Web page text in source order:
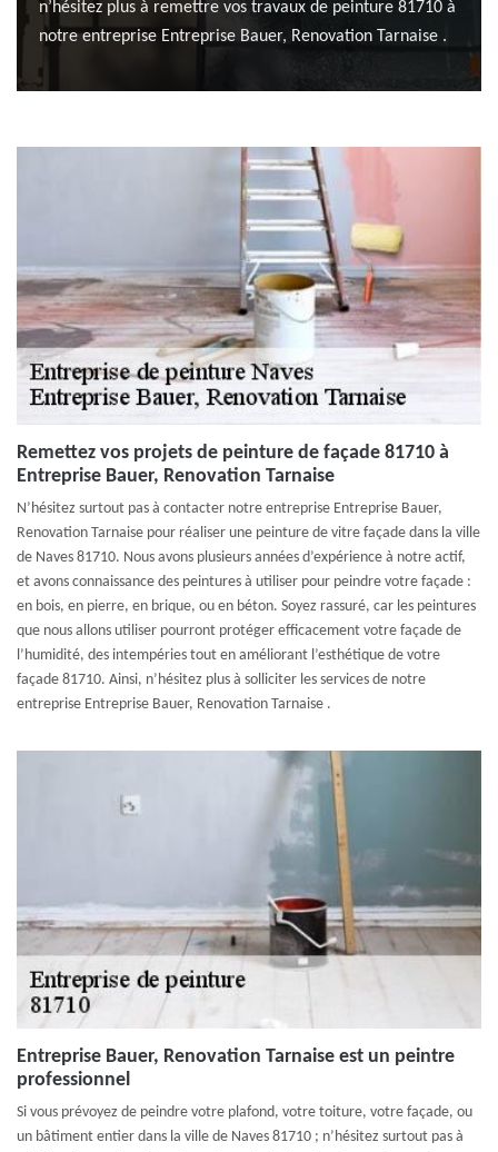
n’hésitez plus à remettre vos travaux de peinture 81710 à
notre entreprise Entreprise Bauer, Renovation Tarnaise .
Remettez vos projets de peinture de façade 81710 à
Entreprise Bauer, Renovation Tarnaise
N’hésitez surtout pas à contacter notre entreprise Entreprise Bauer,
Renovation Tarnaise pour réaliser une peinture de vitre façade dans la ville
de Naves 81710. Nous avons plusieurs années d’expérience à notre actif,
et avons connaissance des peintures à utiliser pour peindre votre façade :
en bois, en pierre, en brique, ou en béton. Soyez rassuré, car les peintures
que nous allons utiliser pourront protéger efficacement votre façade de
l’humidité, des intempéries tout en améliorant l’esthétique de votre
façade 81710. Ainsi, n’hésitez plus à solliciter les services de notre
entreprise Entreprise Bauer, Renovation Tarnaise .
Entreprise Bauer, Renovation Tarnaise est un peintre
professionnel
Si vous prévoyez de peindre votre plafond, votre toiture, votre façade, ou
un bâtiment entier dans la ville de Naves 81710 ; n’hésitez surtout pas à